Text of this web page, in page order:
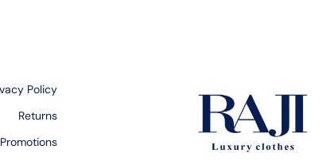
Policy
Returns
Promotions